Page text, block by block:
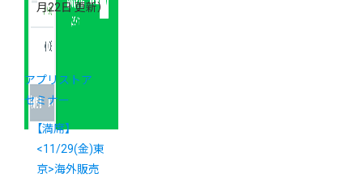
月22日 更新）
アプリストア
セミナー
【満席】
<11/29(金)東
京>海外販売